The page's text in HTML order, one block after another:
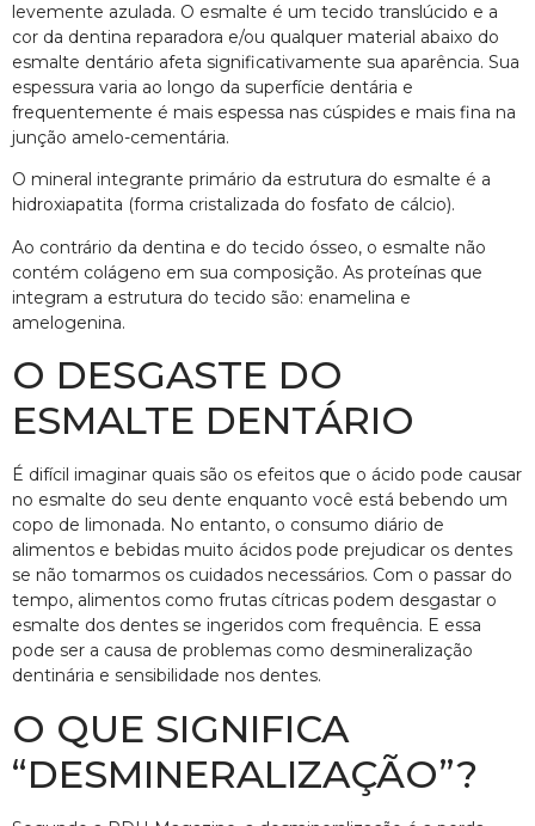
levemente azulada. O esmalte é um tecido translúcido e a
cor da dentina reparadora e/ou qualquer material abaixo do
esmalte dentário afeta significativamente sua aparência. Sua
espessura varia ao longo da superfície dentária e
frequentemente é mais espessa nas cúspides e mais fina na
junção amelo-cementária.
O mineral integrante primário da estrutura do esmalte é a
hidroxiapatita (forma cristalizada do fosfato de cálcio).
Ao contrário da dentina e do tecido ósseo, o esmalte não
contém colágeno em sua composição. As proteínas que
integram a estrutura do tecido são: enamelina e
amelogenina.
O DESGASTE DO
ESMALTE DENTÁRIO
É difícil imaginar quais são os efeitos que o ácido pode causar
no esmalte do seu dente enquanto você está bebendo um
copo de limonada. No entanto, o consumo diário de
alimentos e bebidas muito ácidos pode prejudicar os dentes
se não tomarmos os cuidados necessários. Com o passar do
tempo, alimentos como frutas cítricas podem desgastar o
esmalte dos dentes se ingeridos com frequência. E essa
pode ser a causa de problemas como desmineralização
dentinária e sensibilidade nos dentes.
O QUE SIGNIFICA
“DESMINERALIZAÇÃO”?